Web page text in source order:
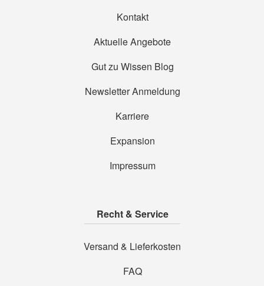
Kontakt
Aktuelle Angebote
Gut zu Wissen Blog
Newsletter Anmeldung
Karriere
Expansion
Impressum
Recht & Service
Versand & Lieferkosten
FAQ